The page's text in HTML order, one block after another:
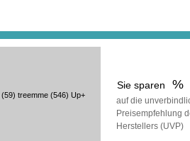
Sie sparen %
auf die
Preisempfehlung
Herstellers (UVP)
(59) treemme (546) Up+